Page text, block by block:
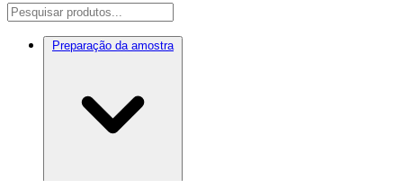
Preparação da amostra